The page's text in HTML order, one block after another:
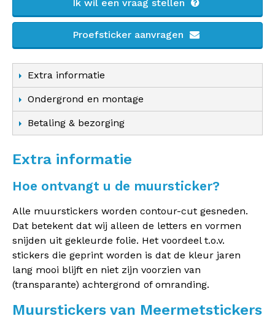
Ik wil een vraag stellen
Proefsticker aanvragen
Extra informatie
Ondergrond en montage
Betaling & bezorging
Extra informatie
Hoe ontvangt u de muursticker?
Alle muurstickers worden contour-cut gesneden.
Dat betekent dat wij alleen de letters en vormen
snijden uit gekleurde folie. Het voordeel t.o.v.
stickers die geprint worden is dat de kleur jaren
lang mooi blijft en niet zijn voorzien van
(transparante) achtergrond of omranding.
Muurstickers van Meermetstickers